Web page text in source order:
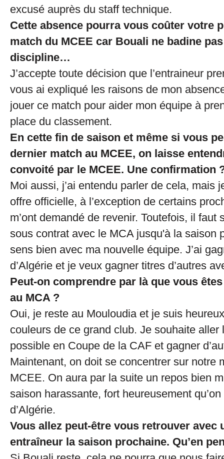
excusé auprès du staff technique.
Cette absence pourra vous coûter votre
match du MCEE car Bouali ne badine
discipline…
J’accepte toute décision que l’entraineur
vous ai expliqué les raisons de mon
jouer ce match pour aider mon équipe à
place du classement.
En cette fin de saison et même si vous
dernier match au MCEE, on laisse
convoité par le MCEE. Une confirmation
Moi aussi, j’ai entendu parler de cela, mais
offre officielle, à l’exception de certains
m’ont demandé de revenir. Toutefois, il faut
sous contrat avec le MCA jusqu'à la saison
sens bien avec ma nouvelle équipe. J’ai
d’Algérie et je veux gagner titres d’autres
Peut-on comprendre par là que vous
au MCA ?
Oui, je reste au Mouloudia et je suis
couleurs de ce grand club. Je souhaite aller
possible en Coupe de la CAF et gagner
Maintenant, on doit se concentrer sur notre
MCEE. On aura par la suite un repos bien
saison harassante, fort heureusement
d’Algérie.
Vous allez peut-être vous retrouver avec
entraîneur la saison prochaine. Qu’en